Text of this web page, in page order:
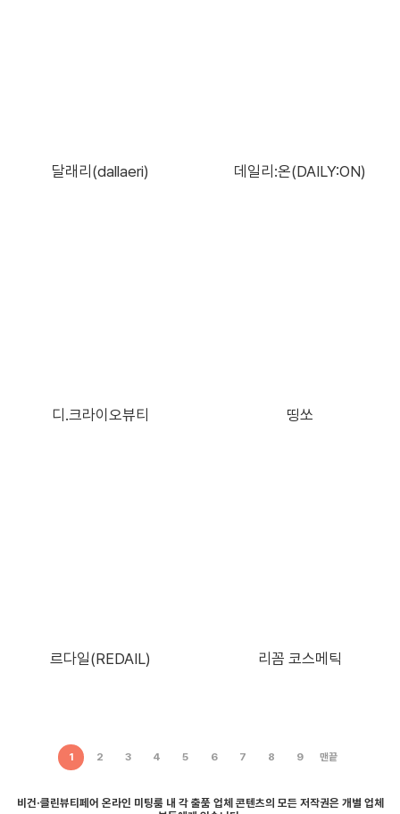
달래리(dallaeri) 데일리:온(DAILY:ON)
디.크라이오뷰티 띵쏘
르다일(REDAIL) 리꼼 코스메틱
1 2 3 4 5 6 7 8 9 맨끝
비건·클린뷰티페어 온라인 미팅룸 내 각 출품 업체 콘텐츠의 모든 저작권은 개별 업체